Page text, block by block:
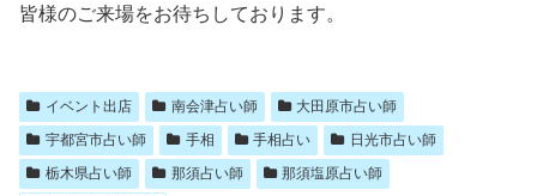
皆様のご来場をお待ちしております。
イベント出店 南会津占い師
大田原市占い師
宇都宮市占い師
手相 手相占い
日光市占い師
栃木県占い師
那須占い師
那須塩原占い師